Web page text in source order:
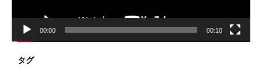
00:00 00:10
タグ